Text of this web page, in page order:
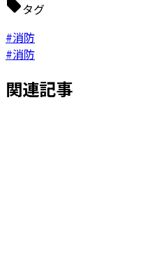
タグ
#消防
#消防
関連記事